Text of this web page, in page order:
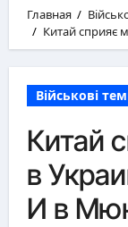
Главная
Китай сприяє
Військові
Китай
в
И в